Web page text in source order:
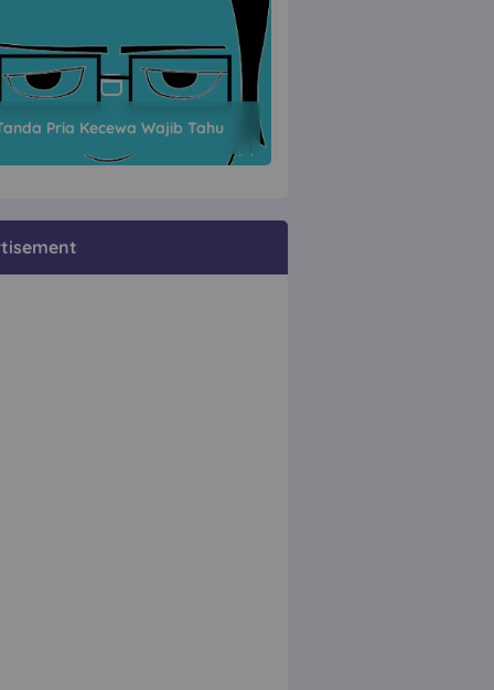
Pria Kecewa Wajib Tahu